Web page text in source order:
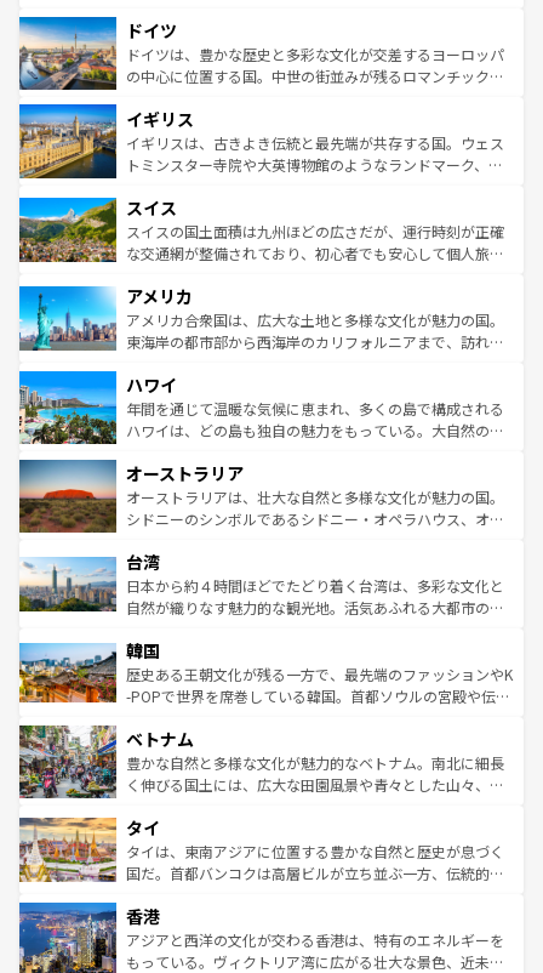
せる。地方によって風土や気候が異なるスペインはその個
性で訪れる人を魅了する。 なお、新着のスペイン情報は コ
ンテンツ一覧を参照してほしい。
で、幅広い魅力が詰まっている。華麗な宮殿、歴史的な大
聖堂、美しいビーチ、そして豊かな自然が、訪れる者を心
から魅了する。また、フランスは美食の国としても知ら
いる。シャンパンの発祥地であるランス、プロヴァンスの
香り高いラベンダー畑など、多彩な楽しみ方が可能だ。さ
らに、パリ以外の地域にも魅力が溢れており、どの街角に
れる地方に足を運ぶとそれぞれで全く異なる文化を体験で
きるだろう。 なお、新着のフランス情報はコンテンツ一覧
を参照してほしい。
ドイツ
ドイツは、豊かな歴史と多彩な文化が交差するヨーロッパ
の中心に位置する国。中世の街並みが残るロマンチック街
顔を持つこの国は、どこを歩いても飽きることがない。ベ
ルリンの文化的活気、バイエルン州のアルプスの絶景、そ
してライン川沿いのワイン畑といった風景は必見。ビール
は、お酒好きな人にはぜひ体験してほしい。 なお、新着の
ドイツ情報はコンテンツ一覧を参照してほしい。
イギリス
イギリスは、古きよき伝統と最先端が共存する国。ウェス
トミンスター寺院や大英博物館のようなランドマーク、歴
リアごとに異なる魅力がある。また、優雅なアフタヌーン
ティー、ビール好きにはたまらない英国パブ、サッカー観
戦など、本場だからこそできる体験も豊富。イギリスを旅
ンツ一覧を参照してほしい。
スイス
スイスの国土面積は九州ほどの広さだが、運行時刻が正確
な交通網が整備されており、初心者でも安心して個人旅行
の建物がそのまま残る町や、スイスならではのユニークな
博物館もあり、アルプス観光だけでなく町歩きも満喫する
ことができる。国民の所得が高いため物価も高いが、旅行
ば市内交通費無料で観光を楽しむこともできる。 なお、新
着のスイス情報はコンテンツ一覧 を参照してほしい。
アメリカ
アメリカ合衆国は、広大な土地と多様な文化が魅力の国。
東海岸の都市部から西海岸のカリフォルニアまで、訪れる
のような巨大都市は、観光、ショッピング、エンターテイ
ンメントが詰まった刺激的なスポットだ。一方、アメリカ
西部には大自然が広がり、グランドキャニオンやイエロー
部のニューオーリンズでは、音楽と美食が融合した独特の
文化が魅力。旅行者はアメリカの各地域で異なる魅力を楽
しみながら、その多様性と豊かな歴史を感じることができ
ならではの贅沢な旅のスタイルだ。 なお、新着のアメリカ
情報はコンテンツ一覧を参照してほしい。
ハワイ
年間を通じて温暖な気候に恵まれ、多くの島で構成される
ハワイは、どの島も独自の魅力をもっている。大自然の神
ワイ島は見逃せない。また、定番の観光地といえばオアフ
島だが、静かな自然を求めるならマウイ島やカウアイ島が
おすすめ。エメラルドグリーンに輝く海をはじめ、豊かな
れるおもてなしの心で訪れる人々を迎えてくれるハワイの
人々、おいしいローカルフードやハワイアンミュージッ
ク、伝統的なフラダンスなど、すべてがハワイの魅力を彩
ワイを、存分に味わってほしい。 なお、新着のハワイ情報
はコンテンツ一覧を参照してほしい。
オーストラリア
オーストラリアは、壮大な自然と多様な文化が魅力の国。
シドニーのシンボルであるシドニー・オペラハウス、オー
リアリーフや大陸中央部にそびえるウルル（エアーズロッ
ク）、タスマニアの美しい原生林やケアンズの熱帯雨林な
ど、見どころがたくさん。また、カフェやワイン、オージ
いる。アクティビティも充実しており、サーフィンやダイ
ビング、ハイキングなど、アウトドア好きにはたまらな
い。オーストラリアの多彩な魅力を存分に味わいつくそ
参照してほしい。
台湾
日本から約４時間ほどでたどり着く台湾は、多彩な文化と
自然が織りなす魅力的な観光地。活気あふれる大都市の台
ン）、静ひつな山岳地帯である台湾東部など、都市の喧騒
と山間の静けさが共存しており、訪れる人に新しい発見と
驚きをもたらしてくれる。また、奥深い台湾の食文化も魅
容にもいいと評判のスイーツなど、バラエティ豊かな料理
が味わえる。 なお、新着の台湾情報は コンテンツ一覧を参
照してほしい。
韓国
歴史ある王朝文化が残る一方で、最先端のファッションやK
-POPで世界を席巻している韓国。首都ソウルの宮殿や伝統
き、地方に足を延ばせば四季折々の自然美を楽しむことが
できる。そして、キムチや焼肉、絶品のストリートフード
まで、さまざまな韓国料理が待っている。夜には、韓国な
リティに包まれながら、韓国の多彩な魅力を心ゆくまで味
わってみてほしい。 なお、新着の韓国情報はコンテンツ一
覧を参照してほしい。
ベトナム
豊かな自然と多様な文化が魅力的なベトナム。南北に細長
く伸びる国土には、広大な田園風景や青々とした山々、世
急速な発展と共に伝統が息づく。ハノイの古い町並みやホ
ーチミン市のフランス統治時代の建物も、独特の雰囲気を
醸し出している。また、バラエティの豊かさとおいしさで
とつ。フォーやバインミー、ベトナムコーヒーなどは、ぜ
ひ現地で味わいたい。どの地域を訪れてもあたたかい人々
が旅行者を迎えてくれるので、きっと忘れられない旅にな
タイ
タイは、東南アジアに位置する豊かな自然と歴史が息づく
国だ。首都バンコクは高層ビルが立ち並ぶ一方、伝統的な
の活気が交差している。北部ではチェンマイなどの山岳地
帯で自然と触れ合い、南部ではプーケットやクラビの美し
いビーチでリゾート気分を楽しむことができる。タイ料理
香港
アジアと西洋の文化が交わる香港は、特有のエネルギーを
もっている。ヴィクトリア湾に広がる壮大な景色、近未来